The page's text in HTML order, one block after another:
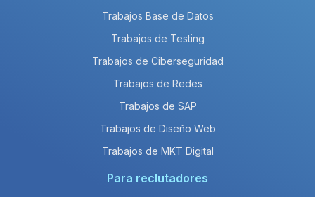
Trabajos Base de Datos
Trabajos de Testing
Trabajos de Ciberseguridad
Trabajos de Redes
Trabajos de SAP
Trabajos de Diseño Web
Trabajos de MKT Digital
Para reclutadores